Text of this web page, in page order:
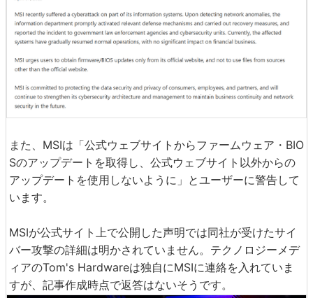
また、MSIは「公式ウェブサイトからファームウェア・BIO
Sのアップデートを取得し、公式ウェブサイト以外からの
アップデートを使用しないように」とユーザーに警告して
います。
MSIが公式サイト上で公開した声明では同社が受けたサイ
バー攻撃の詳細は明かされていません。テクノロジーメデ
ィアのTom's Hardwareは独自にMSIに連絡を入れていま
すが、記事作成時点で返答はないそうです。